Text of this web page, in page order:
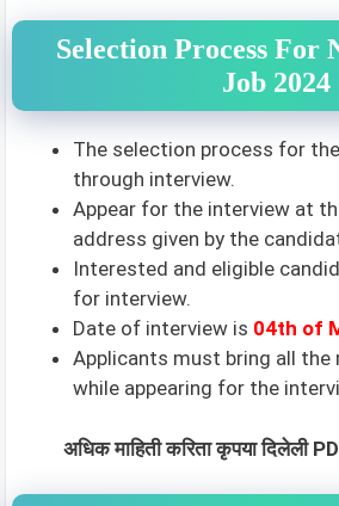
Selection Process For
Job 2024
The selection process for
through interview.
Appear for the interview at
address given by the
Interested and eligible
for interview.
Date of interview is 04th of
Applicants must bring all the
while appearing for the
अधिक माहिती करिता कृपया दिलेली